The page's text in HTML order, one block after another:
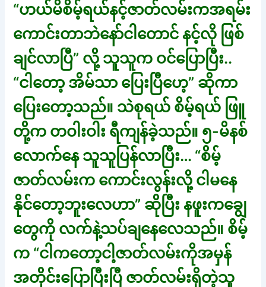
“ဟယ်မိစိမ့်ရယ်နင့်ဇာတ်လမ်းကအရမ်း
ကောင်းတာဘဲနော်ငါတောင် နင့်လို ဖြစ်
ချင်လာပြီ” လို့ သူသူက ဝင်ပြောပြီး..
“ငါတော့ အိမ်သာ ပြေးပြီဟေ့” ဆိုကာ
ပြေးတော့သည်။ သဲစုရယ် စိမ့်ရယ် ဖြူ
တို့က တဝါးဝါး ရီကျန်ခဲ့သည်။ ၅-မိနစ်
လောက်နေ သူသူပြန်လာပြီး… “စိမ့်
ဇာတ်လမ်းက ကောင်းလွန်းလို့ ငါမနေ
နိုင်တော့ဘူးလေဟာ” ဆိုပြီး နဖူးကချွေ
တွေကို လက်နဲ့သပ်ချနေလေသည်။ စိမ့်
က “ငါကတော့ငါ့ဇာတ်လမ်းကိုအမှန်
အတိုင်းပြောပြီးပြီ ဇာတ်လမ်းရှိတဲ့သူ